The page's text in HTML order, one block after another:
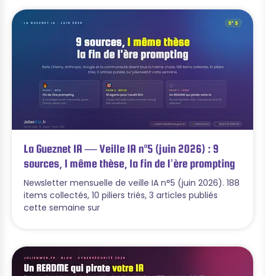
La Gueznet IA — Veille IA n°5 (juin 2026) : 9
sources, 1 même thèse, la fin de l’ère prompting
Newsletter mensuelle de veille IA n°5 (juin 2026). 188
items collectés, 10 piliers triés, 3 articles publiés
cette semaine sur